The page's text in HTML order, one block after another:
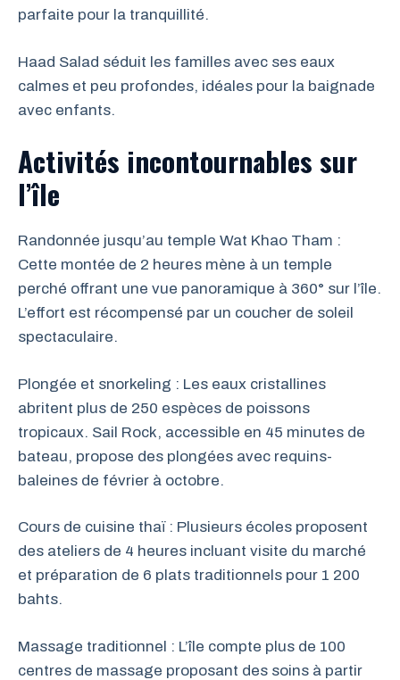
parfaite pour la tranquillité.
Haad Salad séduit les familles avec ses eaux
calmes et peu profondes, idéales pour la baignade
avec enfants.
Activités incontournables sur
l’île
Randonnée jusqu’au temple Wat Khao Tham :
Cette montée de 2 heures mène à un temple
perché offrant une vue panoramique à 360° sur l’île.
L’effort est récompensé par un coucher de soleil
spectaculaire.
Plongée et snorkeling : Les eaux cristallines
abritent plus de 250 espèces de poissons
tropicaux. Sail Rock, accessible en 45 minutes de
bateau, propose des plongées avec requins-
baleines de février à octobre.
Cours de cuisine thaï : Plusieurs écoles proposent
des ateliers de 4 heures incluant visite du marché
et préparation de 6 plats traditionnels pour 1 200
bahts.
Massage traditionnel : L’île compte plus de 100
centres de massage proposant des soins à partir